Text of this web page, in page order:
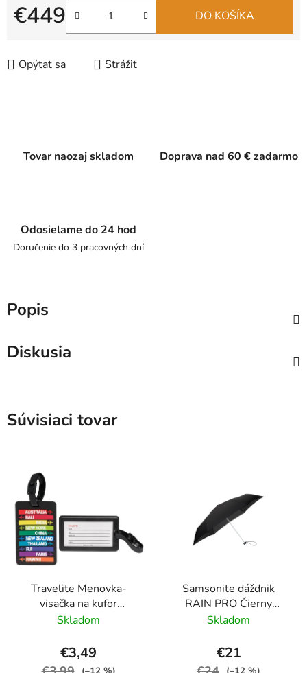
€449
Jednotková cena:
DO KOŠÍKA
Opýtať sa Strážiť
Tovar naozaj skladom Doprava nad 60 € zadarmo
Odosielame do 24 hod
Doručenie do 3 pracovných dní
Popis
Diskusia
Súvisiaci tovar
Travelite Menovka-
visačka na kufor
Multicolor Cities
Skladom
€3,49
Samsonite dáždnik
RAIN PRO Čierny
skladací manuálny
Skladom
€21